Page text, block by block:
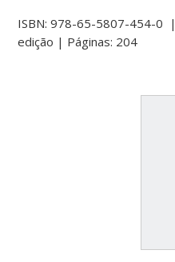
ISBN: 978-65-5807-454-0
edição | Páginas: 204